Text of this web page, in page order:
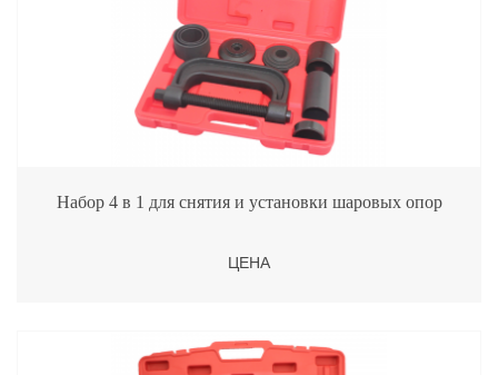
Набор 4 в 1 для снятия и установки шаровых опор
ЦЕНА